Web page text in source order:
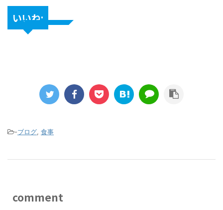
いいね:
-ブログ, 食事
comment